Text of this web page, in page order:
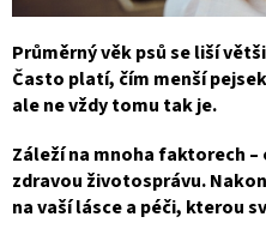
Průměrný věk psů se liší
Často platí, čím menší
ale ne vždy tomu tak je.
Záleží na mnoha faktorech
zdravou životosprávu.
na vaší lásce a péči, kterou